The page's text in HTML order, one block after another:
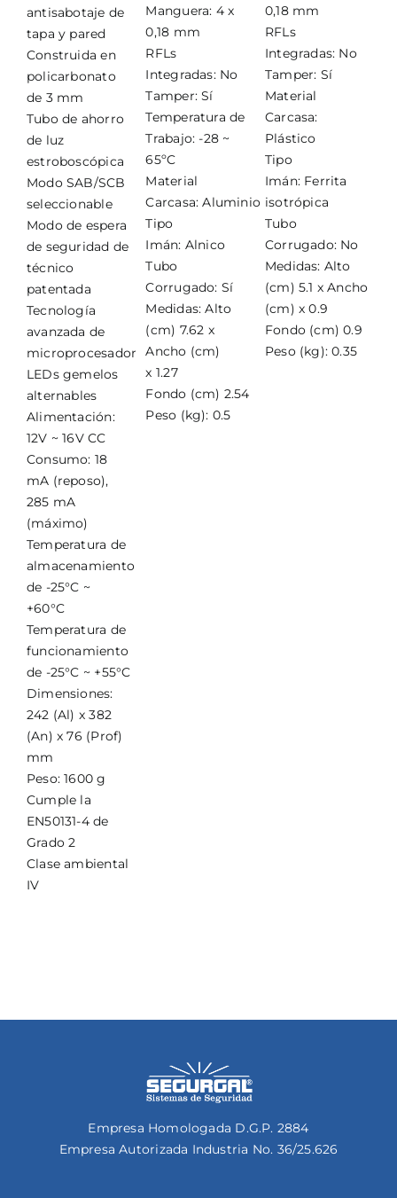
antisabotaje de
tapa y pared
Construida en
policarbonato
de 3 mm
Tubo de ahorro
de luz
estroboscópica
Modo SAB/SCB
seleccionable
Modo de espera
de seguridad de
técnico
patentada
Tecnología
avanzada de
microprocesador
LEDs gemelos
alternables
Alimentación:
12V ~ 16V CC
Consumo: 18
mA (reposo),
285 mA
(máximo)
Temperatura de
almacenamiento
de -25°C ~
+60°C
Temperatura de
funcionamiento
de -25°C ~ +55°C
Dimensiones:
242 (Al) x 382
(An) x 76 (Prof)
mm
Peso: 1600 g
Cumple la
EN50131-4 de
Grado 2
Clase ambiental
IV
Manguera: 4 x
0,18 mm
RFLs
Integradas: No
Tamper: Sí
Temperatura de
Trabajo: -28 ~
65ºC
Material
Carcasa: Aluminio
Tipo
Imán: Alnico
Tubo
Corrugado: Sí
Medidas: Alto
(cm) 7.62 x
Ancho (cm)
x 1.27
Fondo (cm) 2.54
Peso (kg): 0.5
0,18 mm
RFLs
Integradas: No
Tamper: Sí
Material
Carcasa:
Plástico
Tipo
Imán: Ferrita
isotrópica
Tubo
Corrugado: No
Medidas: Alto
(cm) 5.1 x Ancho
(cm) x 0.9
Fondo (cm) 0.9
Peso (kg): 0.35
Empresa Homologada D.G.P. 2884
Empresa Autorizada Industria No. 36/25.626